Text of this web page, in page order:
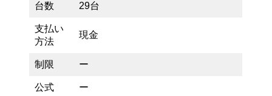
台数 29台
支払い
方法
現金
制限 ー
公式 ー